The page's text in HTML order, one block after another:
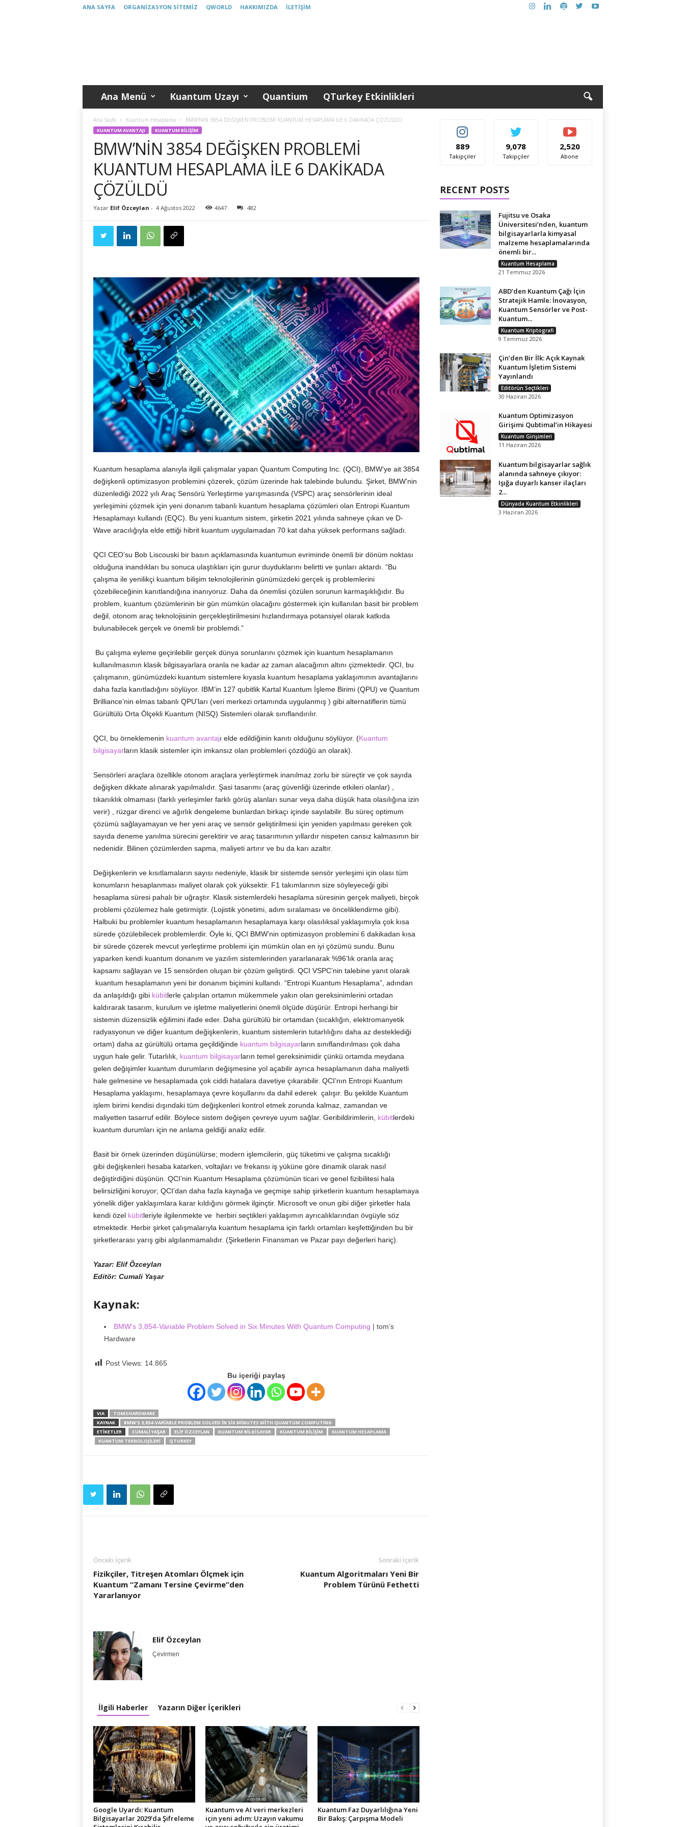
ANA SAYFA ORGANIZASYON SITEMIZ QWORLD HAKKIMIZDA İLETIŞIM
m
ü
Ana Menü Kuantum Uzayı Quantium QTurkey Etkinlikleri
Ana Sayfa Kuantum Hesaplama BMW’NİN 3854 DEĞİŞKEN PROBLEMİ KUANTUM HESAPLAMA İLE 6 DAKİKADA ÇÖZÜLDÜ
KUANTUM AVANTAJI KUANTUM BILIŞIM
BMW’NİN 3854 DEĞİŞKEN PROBLEMİ
KUANTUM HESAPLAMA İLE 6 DAKİKADA
ÇÖZÜLDÜ
Yazar Elif Özceylan - 4 Ağustos 2022 4647 482
Kuantum hesaplama alanıyla ilgili çalışmalar yapan Quantum Computing Inc. (QCI), BMW‘ye ait 3854
değişkenli optimizasyon problemini çözerek, çözüm üzerinde hak talebinde bulundu. Şirket, BMW’nin
düzenlediği 2022 yılı Araç Sensörü Yerleştirme yarışmasında (VSPC) araç sensörlerinin ideal
yerleşimini çözmek için yeni donanım tabanlı kuantum hesaplama çözümleri olan Entropi Kuantum
Hesaplamayı kullandı (EQC). Bu yeni kuantum sistem, şirketin 2021 yılında sahneye çıkan ve D-
Wave aracılığıyla elde ettiği hibrit kuantum uygulamadan 70 kat daha yüksek performans sağladı.
QCI CEO’su Bob Liscouski bir basın açıklamasında kuantumun evriminde önemli bir dönüm noktası
olduğuna inandıkları bu sonuca ulaştıkları için gurur duyduklarını belirtti ve şunları aktardı. “Bu
çalışma ile yenilikçi kuantum bilişim teknolojilerinin günümüzdeki gerçek iş problemlerini
çözebileceğinin kanıtlandığına inanıyoruz. Daha da önemlisi çözülen sorunun karmaşıklığıdır. Bu
problem, kuantum çözümlerinin bir gün mümkün olacağını göstermek için kullanılan basit bir problem
değil, otonom araç teknolojisinin gerçekleştirilmesini hızlandırmaya potansiyel olarak katkıda
bulunabilecek gerçek ve önemli bir problemdi.”
Bu çalışma eyleme geçirilebilir gerçek dünya sorunlarını çözmek için kuantum hesaplamanın
kullanılmasının klasik bilgisayarlara oranla ne kadar az zaman alacağının altını çizmektedir. QCI, bu
çalışmanın, günümüzdeki kuantum sistemlere kıyasla kuantum hesaplama yaklaşımının avantajlarını
daha fazla kanıtladığını söylüyor. IBM’in 127 qubitlik Kartal Kuantum İşleme Birimi (QPU) ve Quantum
Brilliance’nin elmas tabanlı QPU’ları (veri merkezi ortamında uygulanmış ) gibi alternatiflerin tümü
Gürültülü Orta Ölçekli Kuantum (NISQ) Sistemleri olarak sınıflandırılır.
QCI, bu örneklemenin kuantum avantajı elde edildiğinin kanıtı olduğunu söylüyor. (Kuantum
bilgisayarların klasik sistemler için imkansız olan problemleri çözdüğü an olarak).
Sensörleri araçlara özellikle otonom araçlara yerleştirmek inanılmaz zorlu bir süreçtir ve çok sayıda
değişken dikkate alınarak yapılmalıdır. Şasi tasarımı (araç güvenliği üzerinde etkileri olanlar) ,
tıkanıklık olmaması (farklı yerleşimler farklı görüş alanları sunar veya daha düşük hata olasılığına izin
verir) , rüzgar direnci ve ağırlık dengeleme bunlardan birkaçı içinde sayılabilir. Bu süreç optimum
çözümü sağlayamayan ve her yeni araç ve sensör geliştirilmesi için yeniden yapılması gereken çok
sayıda deneme yanılma sürecini gerektirir ve araç tasarımının yıllardır nispeten cansız kalmasının bir
nedenidir. Bilinen çözümlerden sapma, maliyeti artırır ve bu da karı azaltır.
Değişkenlerin ve kısıtlamaların sayısı nedeniyle, klasik bir sistemde sensör yerleşimi için olası tüm
konumların hesaplanması maliyet olarak çok yüksektir. F1 takımlarının size söyleyeceği gibi
hesaplama süresi pahalı bir uğraştır. Klasik sistemlerdeki hesaplama süresinin gerçek maliyeti, birçok
problemi çözülemez hale getirmiştir. (Lojistik yönetimi, adım sıralaması ve önceliklendirme gibi).
Halbuki bu problemler kuantum hesaplamanın hesaplamaya karşı olasılıksal yaklaşımıyla çok kısa
sürede çözülebilecek problemlerdir. Öyle ki, QCI BMW’nin optimizasyon problemini 6 dakikadan kısa
bir sürede çözerek mevcut yerleştirme problemi için mümkün olan en iyi çözümü sundu. Bunu
yaparken kendi kuantum donanım ve yazılım sistemlerinden yararlanarak %96’lık oranla araç
kapsamı sağlayan ve 15 sensörden oluşan bir çözüm geliştirdi. QCI VSPC’nin talebine yanıt olarak
kuantum hesaplamanın yeni bir donanım biçimini kullandı. “Entropi Kuantum Hesaplama”, adından
da anlaşıldığı gibi kübitlerle çalışılan ortamın mükemmele yakın olan gereksinimlerini ortadan
kaldırarak tasarım, kurulum ve işletme maliyetlerini önemli ölçüde düşürür. Entropi herhangi bir
sistemin düzensizlik eğilimini ifade eder. Daha gürültülü bir ortamdan (sıcaklığın, elektromanyetik
radyasyonun ve diğer kuantum değişkenlerin, kuantum sistemlerin tutarlılığını daha az desteklediği
ortam) daha az gürültülü ortama geçildiğinde kuantum bilgisayarların sınıflandırılması çok daha
uygun hale gelir. Tutarlılık, kuantum bilgisayarların temel gereksinimidir çünkü ortamda meydana
gelen değişimler kuantum durumların değişmesine yol açabilir ayrıca hesaplamanın daha maliyetli
hale gelmesine ve hesaplamada çok ciddi hatalara davetiye çıkarabilir. QCI’nın Entropi Kuantum
Hesaplama yaklaşımı, hesaplamaya çevre koşullarını da dahil ederek çalışır. Bu şekilde Kuantum
işlem birimi kendisi dışındaki tüm değişkenleri kontrol etmek zorunda kalmaz, zamandan ve
maliyetten tasarruf edilir. Böylece sistem değişen çevreye uyum sağlar. Geribildirimlerin, kübitlerdeki
kuantum durumları için ne anlama geldiği analiz edilir.
Basit bir örnek üzerinden düşünülürse; modern işlemcilerin, güç tüketimi ve çalışma sıcaklığı
gibi değişkenleri hesaba katarken, voltajları ve frekansı iş yüküne göre dinamik olarak nasıl
değiştirdiğini düşünün. QCI’nin Kuantum Hesaplama çözümünün ticari ve genel fizibilitesi hala
belirsizliğini koruyor; QCI’dan daha fazla kaynağa ve geçmişe sahip şirketlerin kuantum hesaplamaya
yönelik diğer yaklaşımlara karar kıldığını görmek ilginçtir. Microsoft ve onun gibi diğer şirketler hala
kendi özel kübitleriyle ilgilenmekte ve herbiri seçtikleri yaklaşımın ayrıcalıklarından övgüyle söz
etmektedir. Herbir şirket çalışmalarıyla kuantum hesaplama için farklı ortamları keşfettiğinden bu bir
şirketlerarası yarış gibi algılanmamalıdır. (Şirketlerin Finansman ve Pazar payı değerleri hariç).
Yazar: Elif Özceylan
Editör: Cumali Yaşar
Kaynak:
BMW’s 3,854-Variable Problem Solved in Six Minutes With Quantum Computing | tom’s
Hardware
Post Views: 14.865
Bu içeriği paylaş
VIA
TOMSHARDWARE
KAYNAK
BMW'S 3,854-VARIABLE PROBLEM SOLVED IN SIX MINUTES WITH QUANTUM COMPUTING
ETIKETLER
CUMALI YAŞAR ELIF ÖZCEYLAN KUANTUM BILGISAYAR KUANTUM BILIŞIM
KUANTUM HESAPLAMA
KUANTUM TEKNOLOJILERI
QTURKEY
Önceki İçerik
Fizikçiler, Titreşen Atomları Ölçmek için
Kuantum “Zamanı Tersine Çevirme”den
Yararlanıyor
Sonraki İçerik
Kuantum Algoritmaları Yeni Bir
Problem Türünü Fethetti
Elif Özceylan
Çevirmen
İlgili Haberler Yazarın Diğer İçerikleri
Google Uyardı: Kuantum
Bilgisayarlar 2029’da Şifreleme
Kuantum ve AI veri merkezleri
için yeni adım: Uzayın vakumu
Kuantum Faz Duyarlılığına Yeni
Bir Bakış: Çarpışma Modeli
889
Takipçiler
9,078
Takipçiler
2,520
Abone
RECENT POSTS
Fujitsu ve Osaka
Üniversitesi’nden, kuantum
bilgisayarlarla kimyasal
malzeme hesaplamalarında
önemli bir...
Kuantum Hesaplama
21 Temmuz 2026
ABD’den Kuantum Çağı İçin
Stratejik Hamle: İnovasyon,
Kuantum Sensörler ve Post-
Kuantum...
Kuantum Kriptografi
9 Temmuz 2026
Çin’den Bir İlk: Açık Kaynak
Kuantum İşletim Sistemi
Yayınlandı
Editörün Seçtikleri
30 Haziran 2026
Kuantum Optimizasyon
Girişimi Qubtimal’in Hikayesi
Kuantum Girişimleri
11 Haziran 2026
Kuantum bilgisayarlar sağlık
alanında sahneye çıkıyor:
Işığa duyarlı kanser ilaçları
2...
Dünyada Kuantum Etkinlikleri
3 Haziran 2026